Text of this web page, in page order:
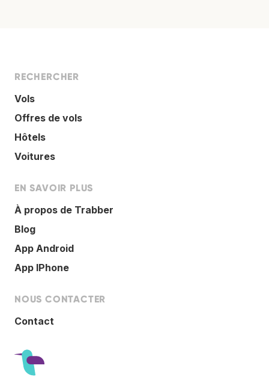
RECHERCHER
Vols
Offres de vols
Hôtels
Voitures
EN SAVOIR PLUS
À propos de Trabber
Blog
App Android
App IPhone
NOUS CONTACTER
Contact